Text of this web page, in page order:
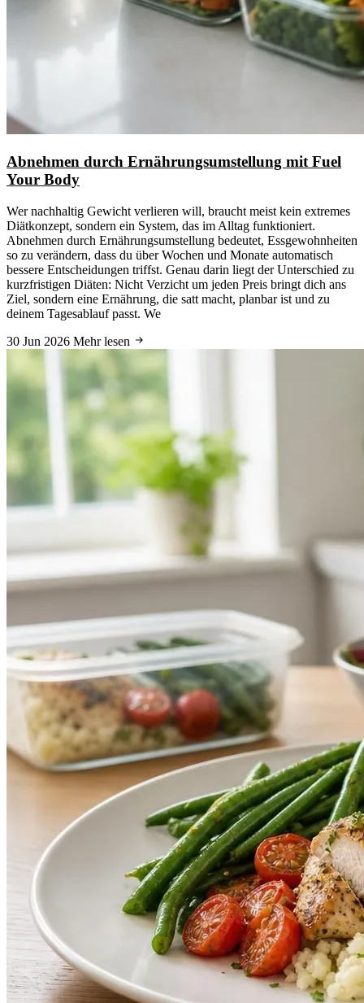
Abnehmen durch Ernährungsumstellung mit Fuel
Your Body
Wer nachhaltig Gewicht verlieren will, braucht meist kein extremes
Diätkonzept, sondern ein System, das im Alltag funktioniert.
Abnehmen durch Ernährungsumstellung bedeutet, Essgewohnheiten
so zu verändern, dass du über Wochen und Monate automatisch
bessere Entscheidungen triffst. Genau darin liegt der Unterschied zu
kurzfristigen Diäten: Nicht Verzicht um jeden Preis bringt dich ans
Ziel, sondern eine Ernährung, die satt macht, planbar ist und zu
deinem Tagesablauf passt. We
30 Jun 2026 Mehr lesen